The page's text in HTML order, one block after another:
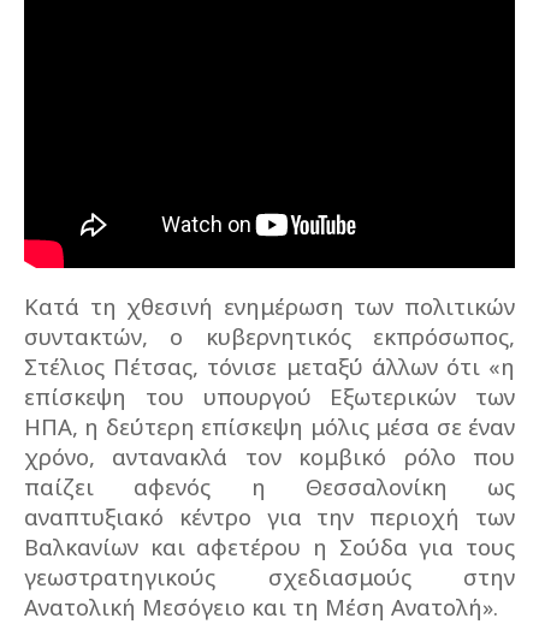
Κατά τη χθεσινή ενημέρωση των πολιτικών
συντακτών, ο κυβερνητικός εκπρόσωπος,
Στέλιος Πέτσας, τόνισε μεταξύ άλλων ότι «η
επίσκεψη του υπουργού Εξωτερικών των
ΗΠΑ, η δεύτερη επίσκεψη μόλις μέσα σε έναν
χρόνο, αντανακλά τον κομβικό ρόλο που
παίζει αφενός η Θεσσαλονίκη ως
αναπτυξιακό κέντρο για την περιοχή των
Βαλκανίων και αφετέρου η Σούδα για τους
γεωστρατηγικούς σχεδιασμούς στην
Ανατολική Μεσόγειο και τη Μέση Ανατολή».